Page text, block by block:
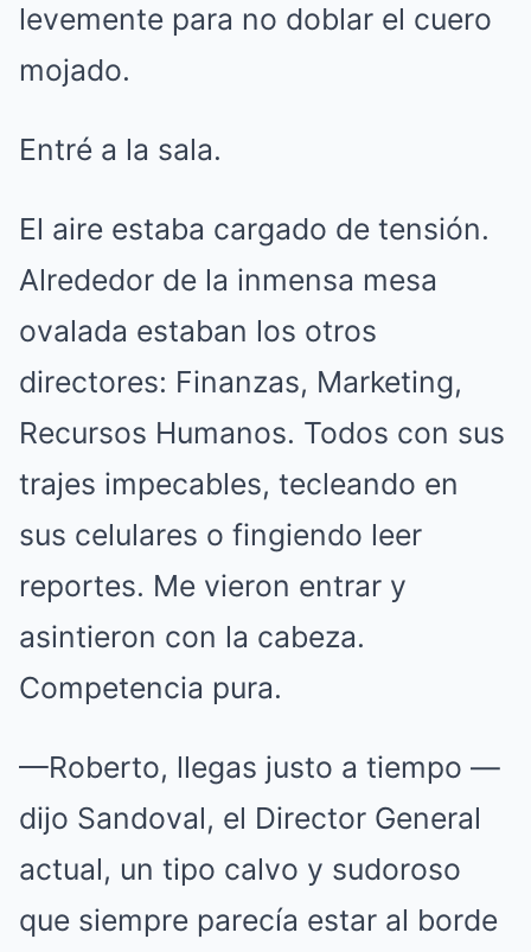
levemente para no doblar el cuero
mojado.
Entré a la sala.
El aire estaba cargado de tensión.
Alrededor de la inmensa mesa
ovalada estaban los otros
directores: Finanzas, Marketing,
Recursos Humanos. Todos con sus
trajes impecables, tecleando en
sus celulares o fingiendo leer
reportes. Me vieron entrar y
asintieron con la cabeza.
Competencia pura.
—Roberto, llegas justo a tiempo —
dijo Sandoval, el Director General
actual, un tipo calvo y sudoroso
que siempre parecía estar al borde